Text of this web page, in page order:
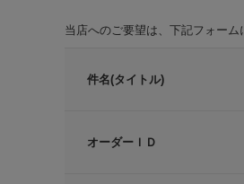
当店へのご要望は、下記フォーム
件名(タイトル)
オーダーＩＤ